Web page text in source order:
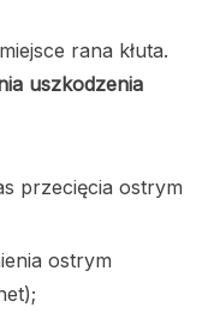
rana kłuta.
uszkodzenia
przecięcia ostrym
ostrym